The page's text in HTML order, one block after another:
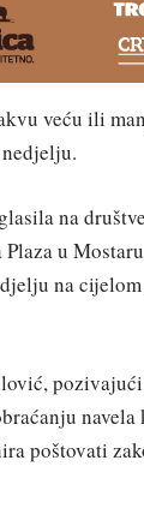
veću ili
na
u
na
pozivajući
poštovati